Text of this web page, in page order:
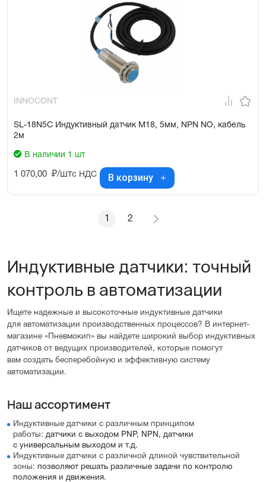
INNOCONT
SL-18N5C Индуктивный датчик М18, 5мм, NPN NO, кабель
2м
В наличии 1 шт
1 070,00 ₽/штс НДС В корзину
1 2
Индуктивные датчики: точный
контроль в автоматизации
Ищете надежные и высокоточные индуктивные датчики
для автоматизации производственных процессов? В интернет-
магазине «Пневмокип» вы найдете широкий выбор индуктивных
датчиков от ведущих производителей, которые помогут
вам создать бесперебойную и эффективную систему
автоматизации.
Наш ассортимент
Индуктивные датчики с различным принципом
работы: датчики с выходом PNP, NPN, датчики
с универсальным выходом и т.д.
Индуктивные датчики с различной длиной чувствительной
зоны: позволяют решать различные задачи по контролю
положения и движения.